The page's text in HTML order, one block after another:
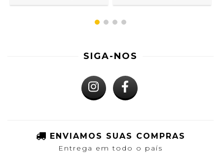
SIGA-NOS
ENVIAMOS SUAS COMPRAS
Entrega em todo o país